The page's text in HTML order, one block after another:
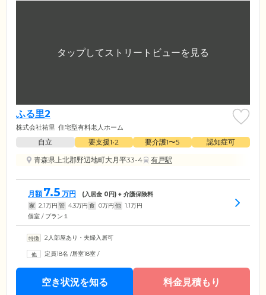
ふる里2
株式会社祐里 住宅型有料老人ホーム
自立 要支援1•2 要介護1〜5
認知症可
青森県上北郡野辺地町大月平33-4
有戸駅
月額 7.5 万円 (入居金 0円) + 介護保険料
家 2.1万円 管 4.3万円 食 0万円 他 1.1万円
個室 / プラン１
2人部屋あり・夫婦入居可
定員18名 /居室18室 /
空き状況を知る 料金見積もり